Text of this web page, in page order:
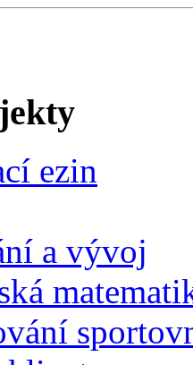
ezin
a vývoj